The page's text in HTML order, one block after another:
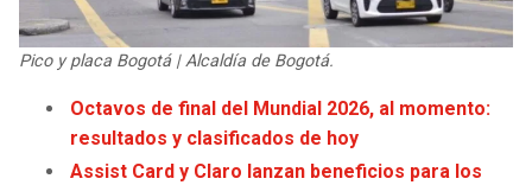
TITANS
COWBOYS
GIANTS
WARRIORS
CLIPPERS
LAKERS
Pico y placa Bogotá | Alcaldía de Bogotá.
Octavos de final del Mundial 2026, al momento:
resultados y clasificados de hoy
Assist Card y Claro lanzan beneficios para los